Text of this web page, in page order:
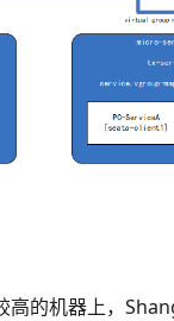
的机器上，